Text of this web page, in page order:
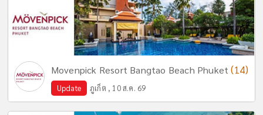
Movenpick Resort Bangtao Beach Phuket(14)
Update ภูเก็ต , 10 ส.ค. 69